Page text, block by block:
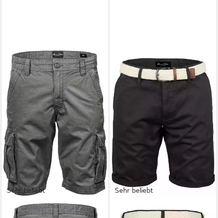
Sehr beliebt
AMACI&SONSCargoshorts
Sehr beliebt
AMACI&SONSChinoshorts